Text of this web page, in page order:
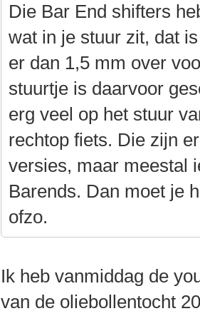
Die Bar End shifters
wat in je stuur zit, dat
er dan 1,5 mm over
stuurtje is daarvoor
erg veel op het stuur
rechtop fiets. Die zijn
versies, maar meestal
Barends. Dan moet je
ofzo.
Ik heb vanmiddag de
van de oliebollentocht